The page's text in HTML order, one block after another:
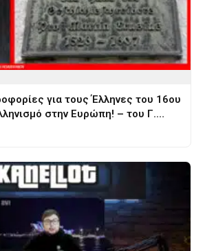
για τους Έλληνες του 16ου
στην Ευρώπη! – του Γ.…